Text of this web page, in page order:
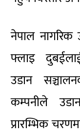
नेपाल नागरिक
फ्लाइ
उडान
कम्पनीले
प्रारम्भिक